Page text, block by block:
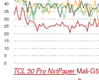
0
5
10
15
20
25
30
35
40
TCL 50 Pro NxtPaperMali-